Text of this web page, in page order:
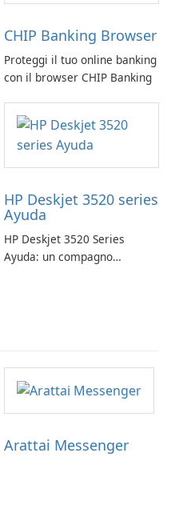
CHIP Banking Browser
Proteggi il tuo online banking
con il browser CHIP Banking
HP Deskjet 3520 series
Ayuda
HP Deskjet 3520 Series
Ayuda: un compagno
Arattai Messenger